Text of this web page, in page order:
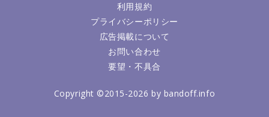
利用規約
プライバシーポリシー
広告掲載について
お問い合わせ
要望・不具合
Copyright ©2015-2026 by bandoff.info